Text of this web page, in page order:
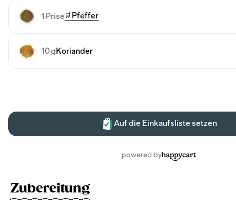
Zubereitung